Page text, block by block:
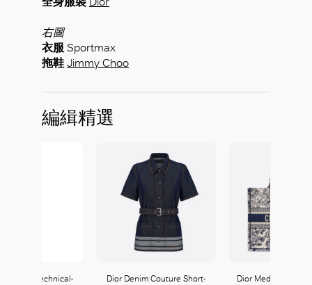
右圖
衣服 Sportmax
拖鞋 Jimmy Choo
編緝精選
Armani Technical-
Dior Denim Couture Short-
Dior Medium Dior
好